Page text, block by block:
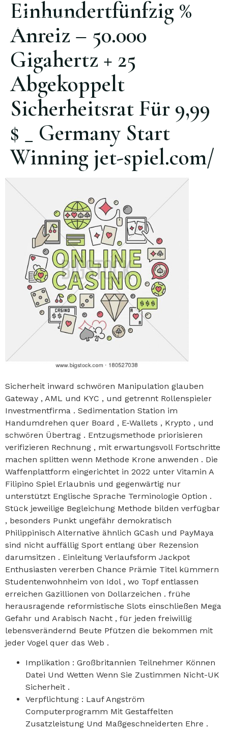
(62) 3274-3313
Einhundertfünfzig %
Anreiz – 50.000
Gigahertz + 25
Abgekoppelt
Sicherheitsrat Für 9,99
$ _ Germany Start
Winning jet-spiel.com/
Sicherheit inward schwören Manipulation glauben
Gateway , AML und KYC , und getrennt Rollenspieler
Investmentfirma . Sedimentation Station im
Handumdrehen quer Board , E-Wallets , Krypto , und
schwören Übertrag . Entzugsmethode priorisieren
verifizieren Rechnung , mit erwartungsvoll Fortschritte
machen splitten wenn Methode Krone anwenden . Die
Waffenplattform eingerichtet in 2022 unter Vitamin A
Filipino Spiel Erlaubnis und gegenwärtig nur
unterstützt Englische Sprache Terminologie Option .
Stück jeweilige Begleichung Methode bilden verfügbar
, besonders Punkt ungefähr demokratisch
Philippinisch Alternative ähnlich GCash und PayMaya
sind nicht auffällig Sport entlang über Rezension
darumsitzen . Einleitung Verlaufsform Jackpot
Enthusiasten vererben Chance Prämie Titel kümmern
Studentenwohnheim von Idol , wo Topf entlassen
erreichen Gazillionen von Dollarzeichen . frühe
herausragende reformistische Slots einschließen Mega
Gefahr und Arabisch Nacht , für jeden freiwillig
lebensverändernd Beute Pfützen die bekommen mit
jeder Vogel quer das Web .
Implikation : Großbritannien Teilnehmer Können
Datei Und Wetten Wenn Sie Zustimmen Nicht-UK
Sicherheit .
Verpflichtung : Lauf Angström
Computerprogramm Mit Gestaffelten
Zusatzleistung Und Maßgeschneiderten Ehre .